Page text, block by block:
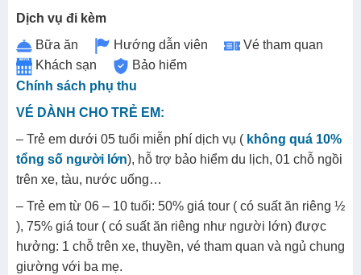
Dịch vụ đi kèm
Bữa ăn
Hướng dẫn viên
Vé tham quan
Khách sạn
Bảo hiểm
Chính sách phụ thu
VÉ DÀNH CHO TRẺ EM:
– Trẻ em dưới 05 tuổi miễn phí dịch vụ ( không quá 10%
tổng số người lớn), hỗ trợ bảo hiểm du lịch, 01 chỗ ngồi
trên xe, tàu, nước uống…
– Trẻ em từ 06 – 10 tuối: 50% giá tour ( có suất ăn riêng ½
), 75% giá tour ( có suất ăn riêng như người lớn) được
hưởng: 1 chỗ trên xe, thuyền, vé tham quan và ngủ chung
giường với ba mẹ.